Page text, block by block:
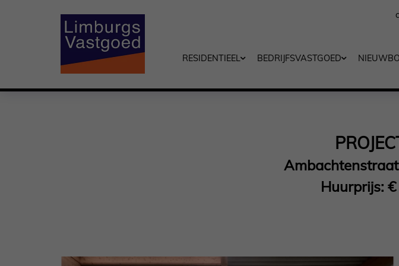
RESIDENTIEEL BEDRIJFSVASTGOED
Huurprijs: